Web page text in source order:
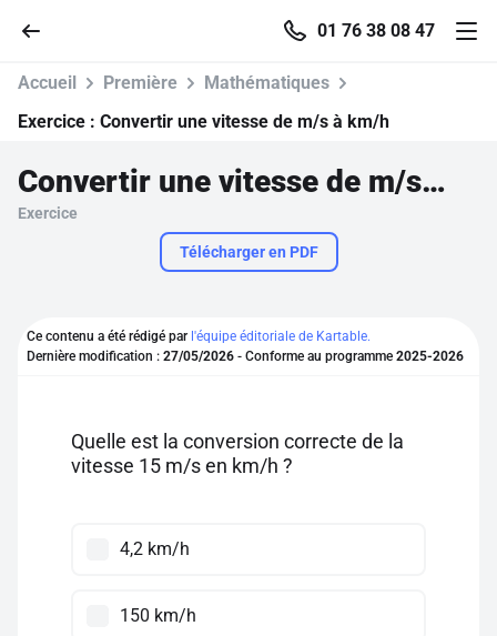
01 76 38 08 47
Accueil
Se connecter
S'inscrire gratuitement
Pour profiter de 10 contenus offerts.
Accueil Première
Mathématiques
Exercice : Convertir une vitesse de m/s à km/h
Convertir une vitesse de m/s à km/h
Exercice
Télécharger en PDF
Ce contenu a été rédigé par l'équipe éditoriale de Kartable.
Dernière modification : 27/05/2026 - Conforme au programme 2025-2026
Quelle est la conversion correcte de la
vitesse 15 m/s en km/h ?
4,2 km/h
150 km/h